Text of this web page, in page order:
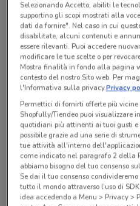
Tutte le promozioni di
Ci dispiace, al momento
volantini nella tua
Selezionando Accetto, abiliti le
supportino gli scopi mostrati alla
dati da fornire". Nel caso in cui
disabilitate, alcuni contenuti e
essere rilevanti. Puoi accedere
modificare le tue scelte o per
Mostra finalità in fondo alla pagina
contesto del nostro Sito web. Per
l'Informativa sulla privacy.Privacy
Permettici di fornirti offerte più
Shopfully/Tiendeo puoi visualizzare
quotidiani più attinenti ai tuoi gusti
possibile grazie ad una serie di
tue attività all'interno
come indicato nel paragrafo 2 della
abbiamo bisogno del tuo consenso
Se dai il tuo consenso
tutto il mondo attraverso l’uso di
idea accedendo a Menu > Privacy >